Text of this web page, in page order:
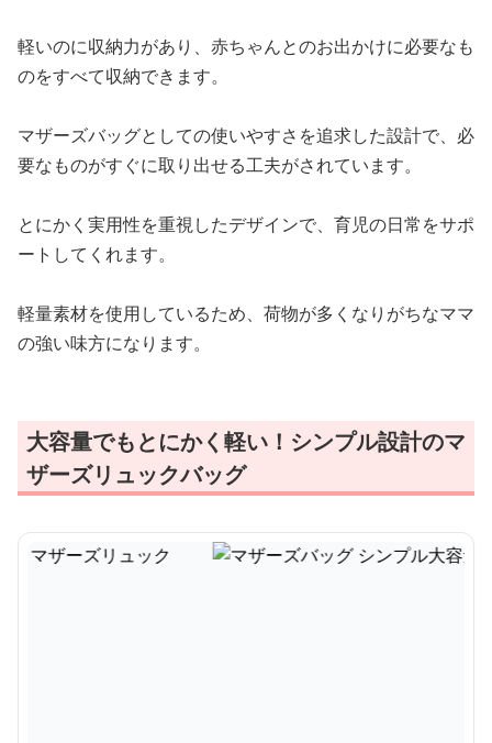
軽いのに収納力があり、赤ちゃんとのお出かけに必要なも
のをすべて収納できます。
マザーズバッグとしての使いやすさを追求した設計で、必
要なものがすぐに取り出せる工夫がされています。
とにかく実用性を重視したデザインで、育児の日常をサポ
ートしてくれます。
軽量素材を使用しているため、荷物が多くなりがちなママ
の強い味方になります。
大容量でもとにかく軽い！シンプル設計のマ
ザーズリュックバッグ